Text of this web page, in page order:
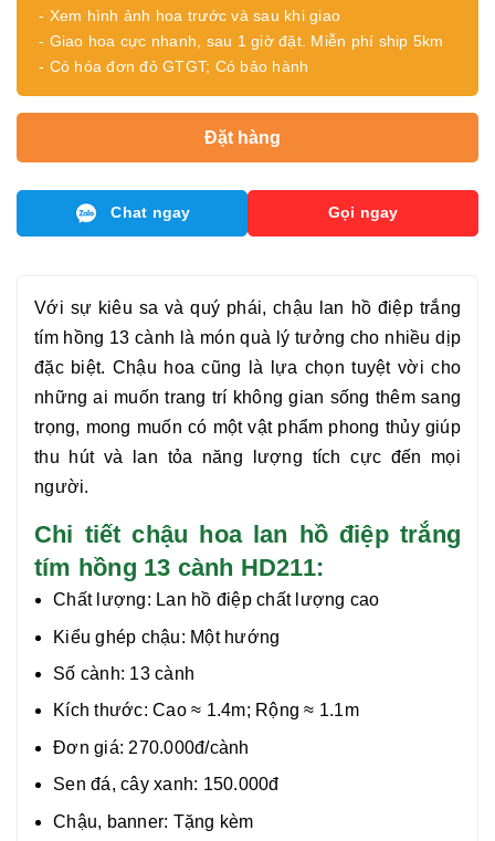
- Xem hình ảnh hoa trước và sau khi giao
- Giao hoa cực nhanh, sau 1 giờ đặt. Miễn phí ship 5km
- Có hóa đơn đỏ GTGT; Có bảo hành
Đặt hàng
Chat ngay Gọi ngay
Với sự kiêu sa và quý phái, chậu
lan hồ điệp trắng
tím hồng 13 cành là món quà lý tưởng cho nhiều dịp
đặc biệt. Chậu hoa cũng là lựa chọn tuyệt vời cho
những ai muốn trang trí không gian sống thêm sang
trọng, mong muốn có một vật phẩm phong thủy giúp
thu hút và lan tỏa năng lượng tích cực đến mọi
người.
Chi tiết chậu hoa lan hồ điệp trắng
tím hồng 13 cành HD211:
Chất lượng: Lan hồ điệp chất lượng cao
Kiểu ghép chậu: Một hướng
Số cành: 13 cành
Kích thước: Cao ≈ 1.4m; Rộng ≈ 1.1m
Đơn giá: 270.000đ/cành
Sen đá, cây xanh: 150.000đ
Chậu, banner: Tặng kèm